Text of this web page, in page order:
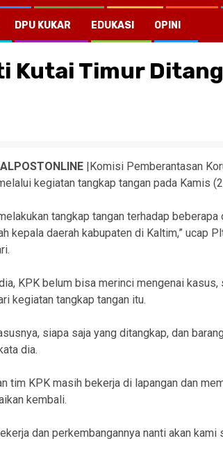
DPU KUKAR EDUKASI OPINI
Kutai Timur
|Komisi Pemberantasan
kegiatan tangkap tangan pada Kamis
tangkap tangan terhadap
kepala daerah kabupaten di Kaltim,” ucap
KPK belum bisa merinci mengenai
kegiatan tangkap tangan itu.
siapa saja yang ditangkap, dan
dia.
tim KPK masih bekerja di lapangan dan
kembali.
dan perkembangannya nanti akan